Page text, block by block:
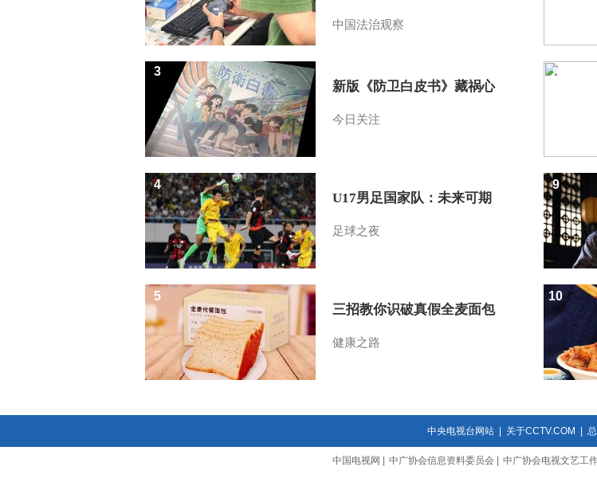
中国法治观察
新版《防卫白皮书》藏祸心
今日关注
3
U17男足国家队：未来可期
足球之夜
4
三招教你识破真假全麦面包
健康之路
5
8
9
10
中央电视台网站| 关于CCTV.COM
中国电视网 中广协会信息资料委员会 中广协会电视文艺工